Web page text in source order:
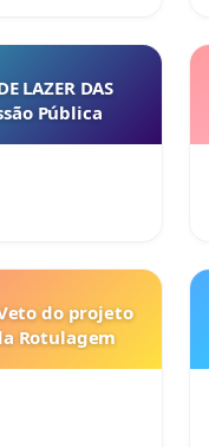
LAZER DAS
Pública
do projeto
Rotulagem